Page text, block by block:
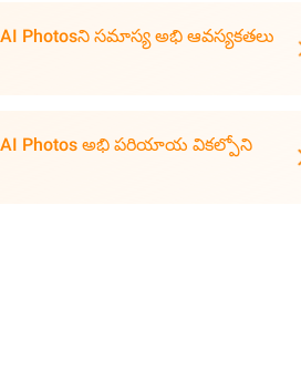
AI Photosని సమాస్య అభి ఆవస్యకతలు
AI Photos అభి పరియాయ వికల్పోని